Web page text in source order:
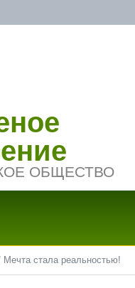
ОБЩЕСТВО
Мечта стала реальностью!